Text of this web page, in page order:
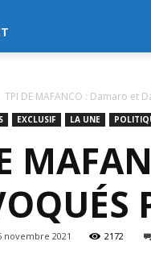
TPI DE MAFANCO : Damaro et
EXCLUSIF LA UNE
novembre 2021 2172